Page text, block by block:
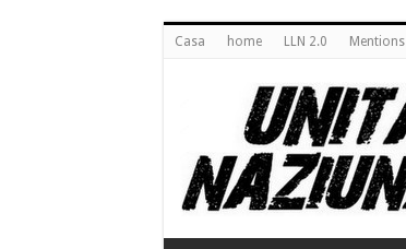
Casa home LLN 2.0